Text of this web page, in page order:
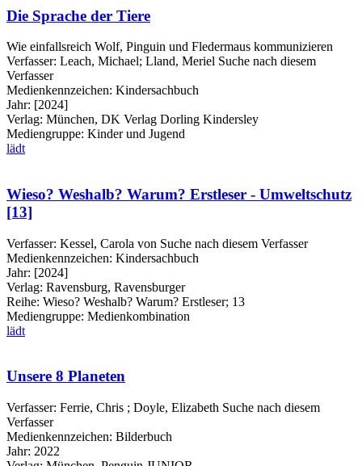
Die Sprache der Tiere
Wie einfallsreich Wolf, Pinguin und Fledermaus kommunizieren
Verfasser: Leach, Michael; Lland, Meriel Suche nach diesem
Verfasser
Medienkennzeichen: Kindersachbuch
Jahr: [2024]
Verlag: München, DK Verlag Dorling Kindersley
Mediengruppe: Kinder und Jugend
lädt
Wieso? Weshalb? Warum? Erstleser - Umweltschutz
[13]
Verfasser: Kessel, Carola von Suche nach diesem Verfasser
Medienkennzeichen: Kindersachbuch
Jahr: [2024]
Verlag: Ravensburg, Ravensburger
Reihe: Wieso? Weshalb? Warum? Erstleser; 13
Mediengruppe: Medienkombination
lädt
Unsere 8 Planeten
Verfasser: Ferrie, Chris ; Doyle, Elizabeth Suche nach diesem
Verfasser
Medienkennzeichen: Bilderbuch
Jahr: 2022